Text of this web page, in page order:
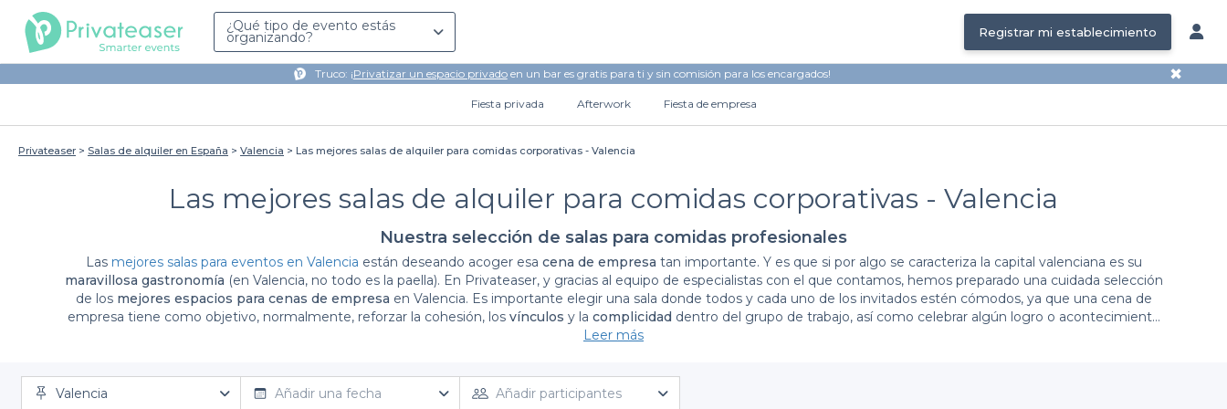
¿Qué tipo de evento estás
organizando? Registrar mi establecimiento
Truco: ¡Privatizar un espacio privadoen un bar es gratis para ti y sin comisión para los encargados! ✖
Fiesta privada Afterwork Fiesta de empresa
Privateaser Salas de alquiler en España Valencia Las mejores salas de alquiler para comidas corporativas - Valencia
Las mejores salas de alquiler para comidas corporativas - Valencia
Nuestra selección de salas para comidas profesionales
Las mejores salas para eventos en Valencia están deseando acoger esa cena de empresa tan importante. Y es que si por algo se caracteriza la capital valenciana es su
maravillosa gastronomía (en Valencia, no todo es la paella). En Privateaser, y gracias al equipo de especialistas con el que contamos, hemos preparado una cuidada selección
de los mejores espacios para cenas de empresa en Valencia. Es importante elegir una sala donde todos y cada uno de los invitados estén cómodos, ya que una cena de
empresa tiene como objetivo, normalmente, reforzar la cohesión, los vínculos y la complicidaddentro del grupo de trabajo, así como celebrar algún logro o acontecimiento
especial para la empresa. En estas ocasiones, decidirse por un espacio es algo complicado, ya que no todos los asistentes tienen los mismos gustos a la hora de comer, hay
equipamientos
. Por ejemplo, teniendo en cuenta que es una cena de empresa, filtra según si el espacio cuenta con catering propio o con la posibilidad de que cada uno
Leer más
Valencia Añadir una fecha Añadir participantes